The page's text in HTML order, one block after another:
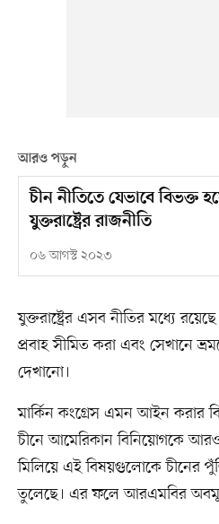
আরও পড়ুন
চীন নীতিতে যেভাবে বিভক্ত
যুক্তরাষ্ট্রের রাজনীতি
০৬ আগস্ট ২০২৩
যুক্তরাষ্ট্রের এসব নীতির মধ্যে
প্রবাহ সীমিত করা এবং সেখানে
দেখানো।
মার্কিন কংগ্রেস এমন আইন করার
চীনে আমেরিকান বিনিয়োগকে
মিলিয়ে এই বিষয়গুলোকে চীনের
তুলেছে। এর ফলে আরএমবির